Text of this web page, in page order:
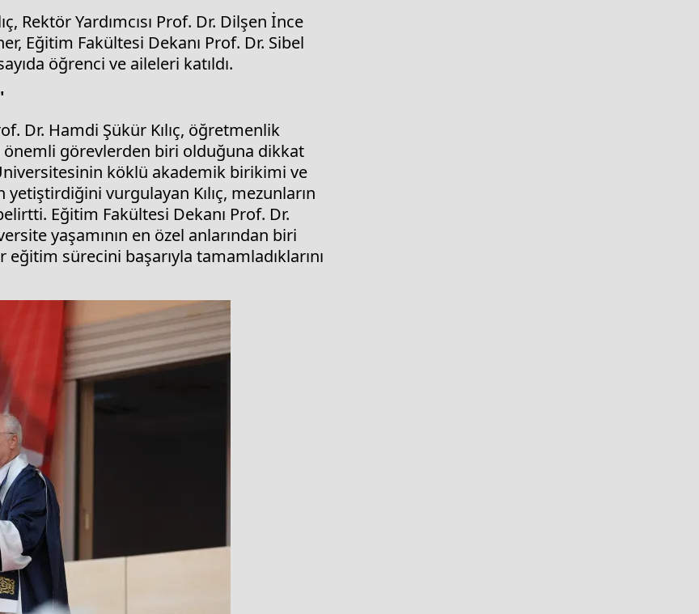
Rektör Yardımcısı Prof. Dr. Dilşen İnce
Eğitim Fakültesi Dekanı Prof. Dr. Sibel
öğrenci ve aileleri katıldı.
Dr. Hamdi Şükür Kılıç, öğretmenlik
görevlerden biri olduğuna dikkat
köklü akademik birikimi ve
vurgulayan Kılıç, mezunların
Eğitim Fakültesi Dekanı Prof. Dr.
yaşamının en özel anlarından biri
sürecini başarıyla tamamladıklarını